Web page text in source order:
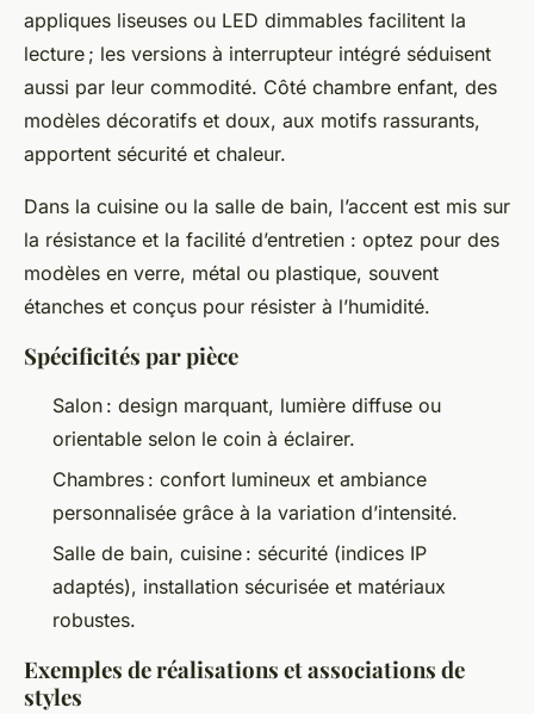
appliques liseuses ou LED dimmables facilitent la
lecture ; les versions à interrupteur intégré séduisent
aussi par leur commodité. Côté chambre enfant, des
modèles décoratifs et doux, aux motifs rassurants,
apportent sécurité et chaleur.
Dans la cuisine ou la salle de bain, l’accent est mis sur
la résistance et la facilité d’entretien : optez pour des
modèles en verre, métal ou plastique, souvent
étanches et conçus pour résister à l’humidité.
Spécificités par pièce
Salon : design marquant, lumière diffuse ou
orientable selon le coin à éclairer.
Chambres : confort lumineux et ambiance
personnalisée grâce à la variation d’intensité.
Salle de bain, cuisine : sécurité (indices IP
adaptés), installation sécurisée et matériaux
robustes.
Exemples de réalisations et associations de
styles